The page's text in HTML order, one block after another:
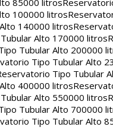
85000 litros
100000 litros
140000 litros
Alto 170000 litros
Tubular Alto 200000
Tipo Tubular Alto
Tipo Tubular
400000 litros
Alto 550000 litros
Tubular Alto 700000
Tipo Tubular Alto